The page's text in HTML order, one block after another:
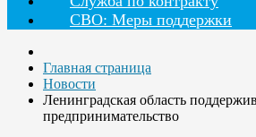
СВО: Меры поддержки
Главная страница
Новости
Ленинградская область
предпринимательство